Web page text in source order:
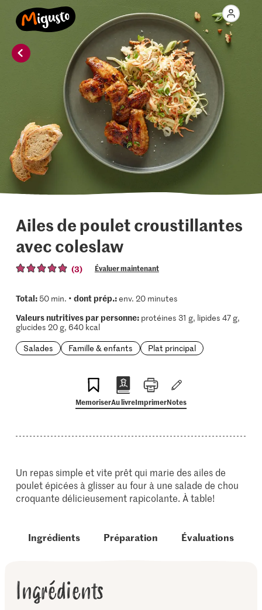
Ailes de poulet croustillantes
avec coleslaw
(3) Évaluer maintenant
Total:50 min. • dont prép.:env. 20 minutes
Valeurs nutritives par personne:protéines 31 g, lipides 47 g,
glucides 20 g, 640 kcal
Salades
Famille & enfants Plat principal
MemoriserAu livreImprimerNotes
Un repas simple et vite prêt qui marie des ailes de
poulet épicées à glisser au four à une salade de chou
croquante délicieusement rapicolante. À table!
Ingrédients Préparation Évaluations
Ingrédients